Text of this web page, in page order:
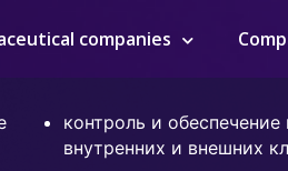
companies
контроль и
внутренних и внешних